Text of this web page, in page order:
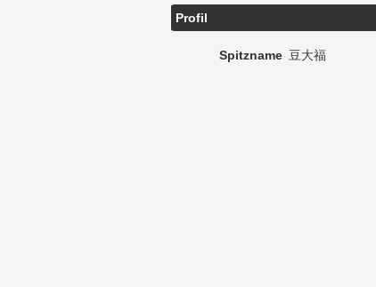
Profil
Spitzname 豆大福